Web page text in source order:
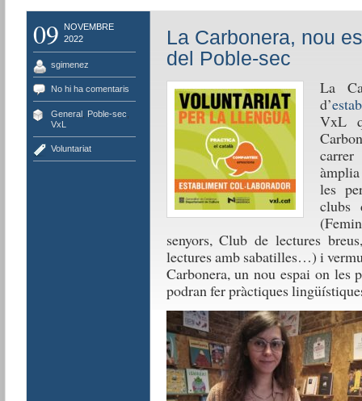
09
NOVEMBRE
2022
sgimenez
No hi ha comentaris
General, Poble-sec
VxL
Voluntariat
La Carbonera, nou
del Poble-sec
La
d’
VxL
les
clubs
senyors, Club de lectures
lectures amb sabatilles…) i
Carbonera, un nou espai on les
podran fer pràctiques